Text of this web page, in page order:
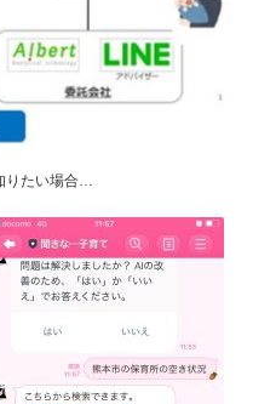
りたい場合…